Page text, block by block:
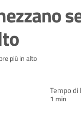
notizia
più in alto
Tempo di
1 min